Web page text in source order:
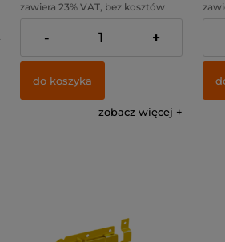
zawiera 23% VAT, bez kosztów
dostawy
Cena netto:
14,05 zł
- +
do koszyka
zobacz więcej